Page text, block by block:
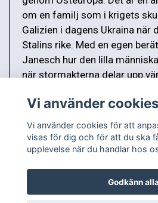
om en familj som i krigets
Galizien i dagens Ukraina när
Stalins rike. Med en egen
Janesch hur den lilla
när stormakterna delar upp
Vi använder cookies
Vi använder cookies för att
visas för dig och för att du ska
upplevelse när du handlar hos
Godkänn alla